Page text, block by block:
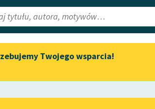
Lektury
Aktualności
„Prokurator Alicja Horn” do
Twojego wsparcia!